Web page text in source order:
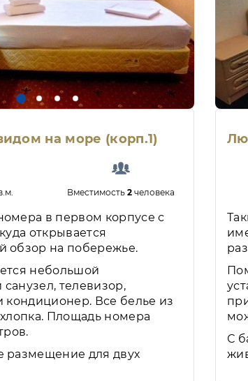
на море (корп.1)
Вместимость2 человека
в первом корпусе с
открывается
обзор на побережье.
небольшой
телевизор,
кондиционер. Все белье из
Площадь номера
размещение для двух
С